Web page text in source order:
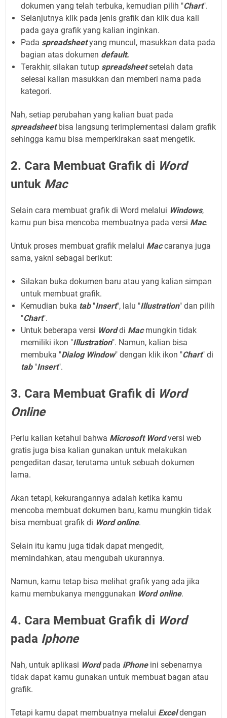
dokumen yang telah terbuka, kemudian pilih "Chart".
Selanjutnya klik pada jenis grafik dan klik dua kali
pada gaya grafik yang kalian inginkan.
Pada spreadsheetyang muncul, masukkan data pada
bagian atas dokumen default.
Terakhir, silakan tutup spreadsheetsetelah data
selesai kalian masukkan dan memberi nama pada
kategori.
Nah, setiap perubahan yang kalian buat pada
spreadsheetbisa langsung terimplementasi dalam grafik
sehingga kamu bisa memperkirakan saat mengetik.
2. Cara Membuat Grafik di Word
untuk Mac
Selain cara membuat grafik di Word melalui Windows,
kamu pun bisa mencoba membuatnya pada versi Mac.
Untuk proses membuat grafik melalui Maccaranya juga
sama, yakni sebagai berikut:
Silakan buka dokumen baru atau yang kalian simpan
untuk membuat grafik.
Kemudian buka tab"Insert", lalu "Illustration" dan pilih
"Chart".
Untuk beberapa versi Worddi Macmungkin tidak
memiliki ikon "Illustration". Namun, kalian bisa
membuka "Dialog Window" dengan klik ikon "Chart" di
tab "Insert".
3. Cara Membuat Grafik di Word
Online
Perlu kalian ketahui bahwa Microsoft Wordversi web
gratis juga bisa kalian gunakan untuk melakukan
pengeditan dasar, terutama untuk sebuah dokumen
lama.
Akan tetapi, kekurangannya adalah ketika kamu
mencoba membuat dokumen baru, kamu mungkin tidak
bisa membuat grafik di Word online.
Selain itu kamu juga tidak dapat mengedit,
memindahkan, atau mengubah ukurannya.
Namun, kamu tetap bisa melihat grafik yang ada jika
kamu membukanya menggunakan Word online.
4. Cara Membuat Grafik di Word
pada Iphone
Nah, untuk aplikasi Wordpada iPhone ini sebenarnya
tidak dapat kamu gunakan untuk membuat bagan atau
grafik.
Tetapi kamu dapat membuatnya melalui Exceldengan